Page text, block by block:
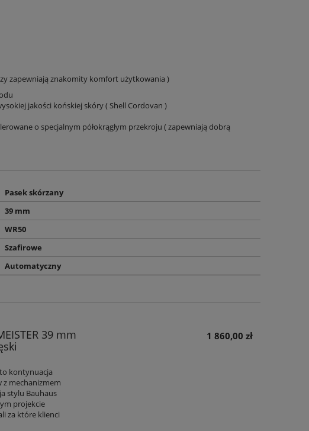
zapewniają znakomity komfort użytkowania )
jakości końskiej skóry ( Shell Cordovan )
o specjalnym półokrągłym przekroju ( zapewniają dobrą
Pasek skórzany
39 mm
WR50
Szafirowe
Automatyczny
39 mm
kontynuacja
z mechanizmem
stylu Bauhaus
projekcie
za które klienci
1 860,00 zł